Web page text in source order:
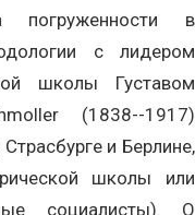
в
с лидером
школы Густавом
(1838--1917)
и Берлине,
школы или
социалисты). О